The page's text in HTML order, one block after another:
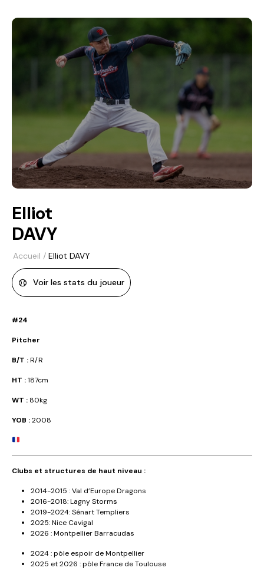
Elliot
DAVY
Accueil / Elliot DAVY
Voir les stats du joueur
#24
Pitcher
B/T :R/R
HT :187cm
WT : 80kg
YOB :2008
Clubs et structures de haut niveau :
2014-2015 : Val d’Europe Dragons
2016-2018: Lagny Storms
2019-2024: Sénart Templiers
2025: Nice Cavigal
2026 : Montpellier Barracudas
2024 : pôle espoir de Montpellier
2025 et 2026 : pôle France de Toulouse